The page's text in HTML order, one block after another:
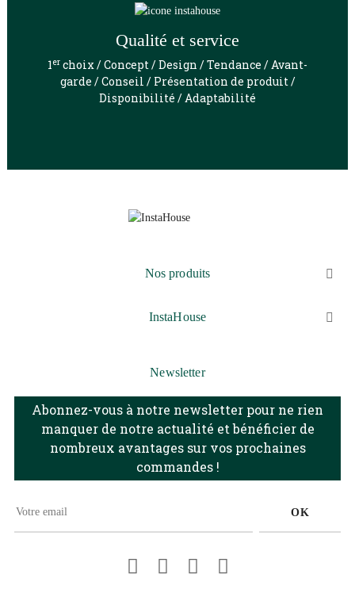
Qualité et service
1er choix / Concept / Design / Tendance / Avant-
garde / Conseil / Présentation de produit /
Disponibilité / Adaptabilité
Nos produits 
InstaHouse 
Newsletter
Abonnez-vous à notre newsletter pour ne rien
manquer de notre actualité et bénéficier de
nombreux avantages sur vos prochaines
commandes !
OK